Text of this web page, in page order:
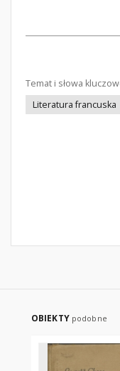
Temat i słowa
Literatura francuska
OBIEKTY podobne